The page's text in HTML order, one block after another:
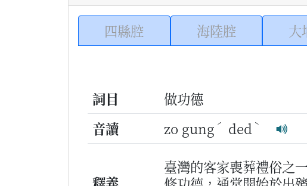
四縣腔 海陸腔 大
詞目
做功德
音讀
zo gung ˊ ded ˋ
臺灣的客家喪葬禮俗之